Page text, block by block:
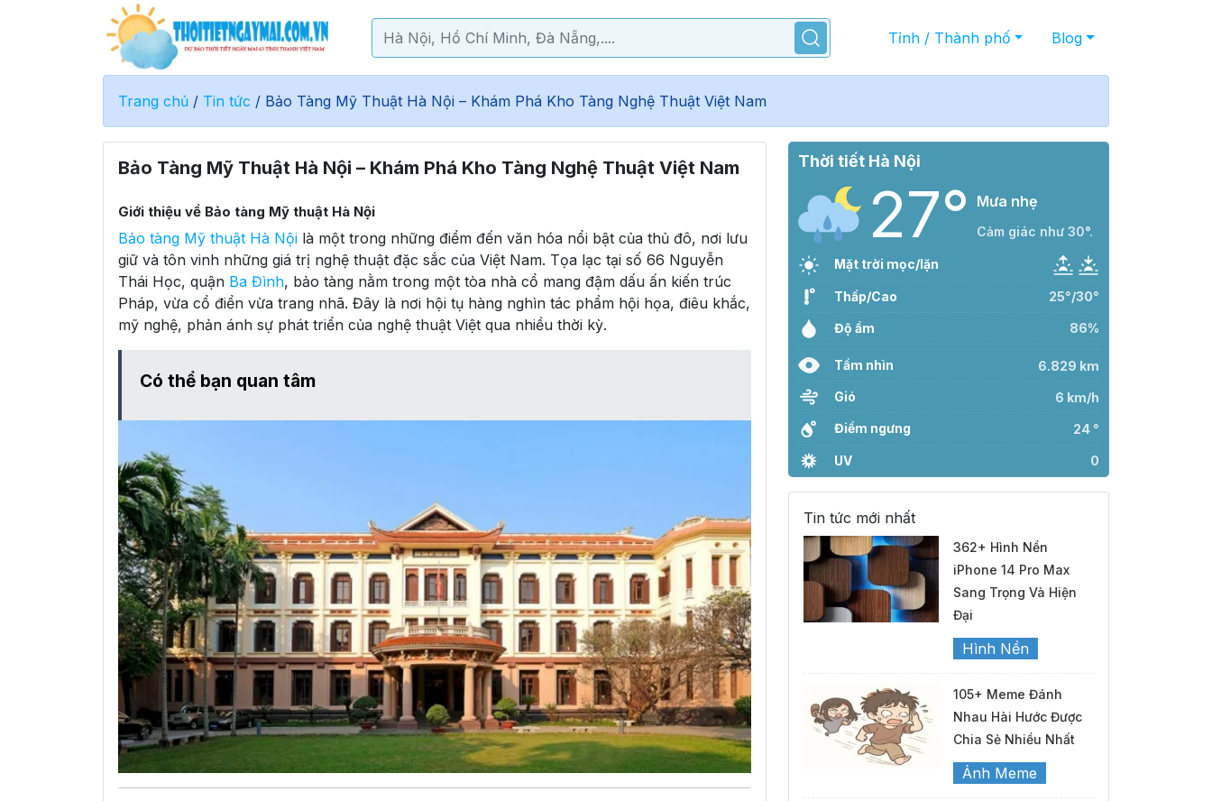
Tỉnh / Thành phố Blog
Trang chủ / Tin tức / Bảo Tàng Mỹ Thuật Hà Nội – Khám Phá Kho Tàng Nghệ Thuật Việt Nam
Bảo Tàng Mỹ Thuật Hà Nội – Khám Phá Kho Tàng Nghệ Thuật Việt Nam
Giới thiệu về Bảo tàng Mỹ thuật Hà Nội
Bảo tàng Mỹ thuật Hà Nội là một trong những điểm đến văn hóa nổi bật của thủ đô, nơi lưu
giữ và tôn vinh những giá trị nghệ thuật đặc sắc của Việt Nam. Tọa lạc tại số 66 Nguyễn
Thái Học, quận Ba Đình, bảo tàng nằm trong một tòa nhà cổ mang đậm dấu ấn kiến trúc
Pháp, vừa cổ điển vừa trang nhã. Đây là nơi hội tụ hàng nghìn tác phẩm hội họa, điêu khắc,
mỹ nghệ, phản ánh sự phát triển của nghệ thuật Việt qua nhiều thời kỳ.
Có thể bạn quan tâm
Thời tiết Hà Nội
27° Mưa nhẹ
Cảm giác như 30°.
Mặt trời mọc/lặn
Thấp/Cao 25°/30°
Độ ẩm 86%
Tầm nhìn 6.829 km
Gió 6 km/h
Điểm ngưng 24 °
UV 0
Tin tức mới nhất
362+ Hình Nền
iPhone 14 Pro Max
Sang Trọng Và Hiện
Đại
Hình Nền
105+ Meme Đánh
Nhau Hài Hước Được
Chia Sẻ Nhiều Nhất
Ảnh Meme